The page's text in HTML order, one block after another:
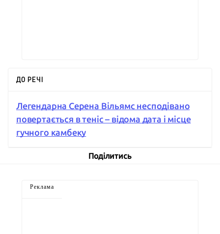
ДО РЕЧІ
Легендарна Серена Вільямс несподівано
повертається в теніс – відома дата і місце
гучного камбеку
Поділитись
Реклама